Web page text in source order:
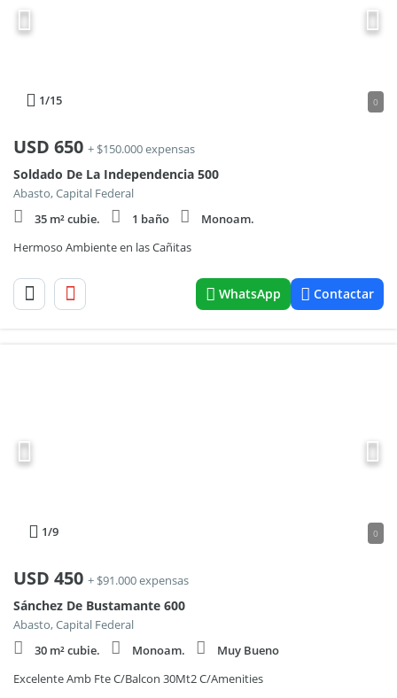
1/15 0
USD 650 + $150.000 expensas
Soldado De La Independencia 500
Abasto, Capital Federal
35 m² cubie.
1 baño
Monoam.
Hermoso Ambiente en las Cañitas
WhatsApp Contactar
1/9 0
USD 450 + $91.000 expensas
Sánchez De Bustamante 600
Abasto, Capital Federal
30 m² cubie.
Monoam.
Muy Bueno
Excelente Amb Fte C/Balcon 30Mt2 C/Amenities